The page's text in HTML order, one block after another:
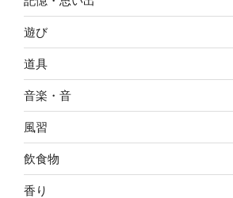
遊び
道具
音楽・音
風習
飲食物
香り